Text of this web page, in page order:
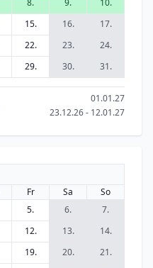
8. 9.
10.
15. 16.
17.
22. 23.
24.
29. 30. 31.
01.01.27
23.12.26 - 12.01.27
Fr Sa
So
5. 6.
7.
12. 13.
14.
19. 20.
21.